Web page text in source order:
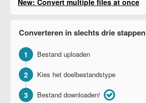
New: Convert multiple files at once
Converteren in slechts drie stappen
1 Bestand uploaden
2 Kies het doelbestandstype
3 Bestand downloaden!